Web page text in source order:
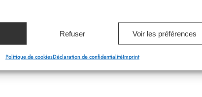
Refuser Voir les préférences
Politique de cookiesDéclaration de confidentialitéImprint